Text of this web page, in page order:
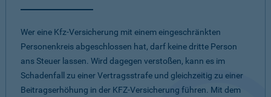
Wer eine Kfz-Versicherung mit einem eingeschränkten
Personenkreis abgeschlossen hat, darf keine dritte Person
ans Steuer lassen. Wird dagegen verstoßen, kann es im
Schadenfall zu einer Vertragsstrafe und gleichzeitig zu einer
Beitragserhöhung in der KFZ-Versicherung führen. Mit dem